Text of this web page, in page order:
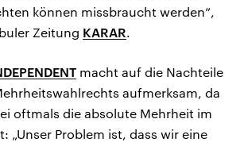
können missbraucht werden“,
Zeitung KARAR.
macht auf die Nachteile
aufmerksam, da
oftmals die absolute Mehrheit im
„Unser Problem ist, dass wir eine